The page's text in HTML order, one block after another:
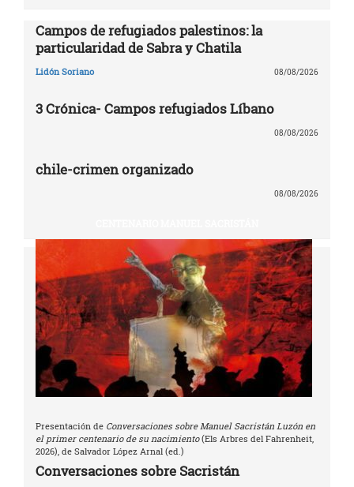
Campos de refugiados palestinos: la
particularidad de Sabra y Chatila
Lidón Soriano 08/08/2026
3 Crónica- Campos refugiados Líbano
08/08/2026
chile-crimen organizado
08/08/2026
Presentación de Conversaciones sobre Manuel Sacristán Luzón en
el primer centenario de su nacimiento(Els Arbres del Fahrenheit,
2026), de Salvador López Arnal (ed.)
Conversaciones sobre Sacristán